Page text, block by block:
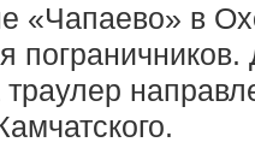
«Чапаево» в
пограничников.